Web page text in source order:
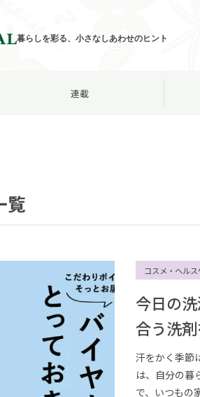
暮らしを彩る、小さなしあわせのヒント
連載
覧
コスメ・ヘルス
今日の
合う洗
汗をかく季節
は、自分の暮
で、いつもの